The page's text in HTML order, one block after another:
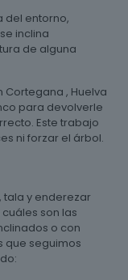
del entorno,
inclina
de alguna
, Huelva
para devolverle
Este trabajo
ni forzar el árbol.
tala y enderezar
son las
o con
que seguimos